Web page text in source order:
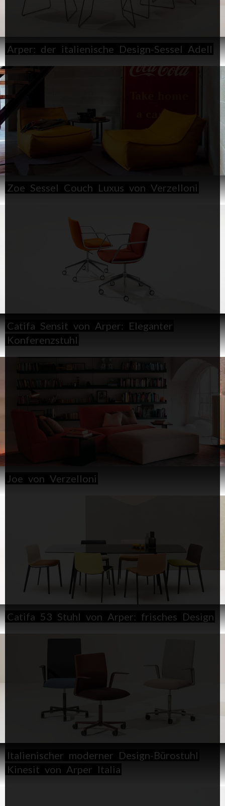
Arper: der italienische Design-Sessel Adell
Zoe Sessel Couch Luxus von Verzelloni
Catifa Sensit von Arper: Eleganter
Konferenzstuhl
Joe von Verzelloni
Catifa 53 Stuhl von Arper: frisches Design
Italienischer moderner Design-Bürostuhl
Kinesit von Arper Italia